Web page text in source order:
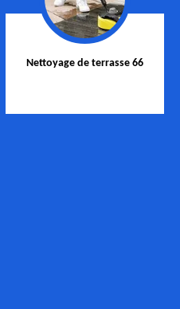
Nettoyage de terrasse 66